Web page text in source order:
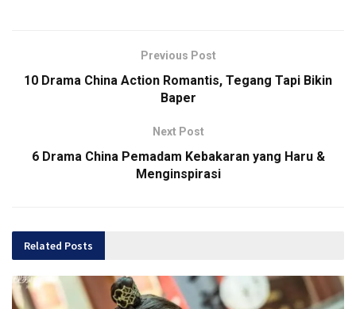
Previous Post
10 Drama China Action Romantis, Tegang Tapi Bikin
Baper
Next Post
6 Drama China Pemadam Kebakaran yang Haru &
Menginspirasi
Related Posts